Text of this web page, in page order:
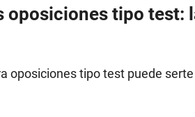
oposiciones tipo test:
oposiciones tipo test puede serte